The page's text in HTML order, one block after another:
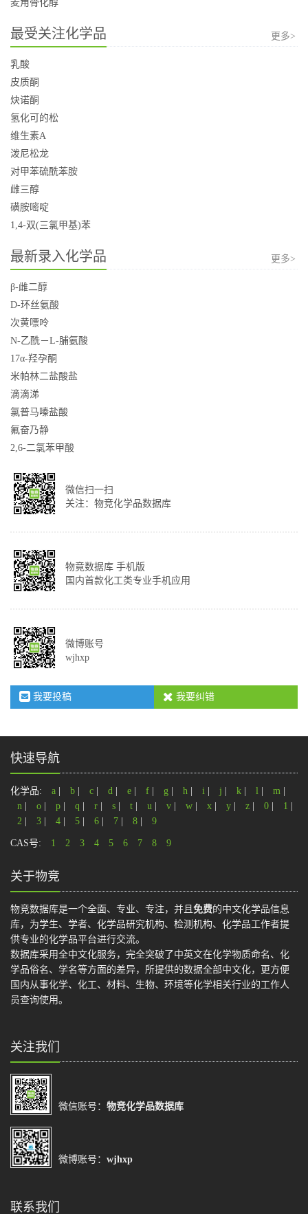
麦角骨化醇
最受关注化学品 更多>
乳酸
皮质酮
炔诺酮
氢化可的松
维生素A
泼尼松龙
对甲苯硫酰苯胺
雌三醇
磺胺嘧啶
1,4-双(三氯甲基)苯
最新录入化学品 更多>
β-雌二醇
D-环丝氨酸
次黄嘌呤
N-乙酰－L-脯氨酸
17α-羟孕酮
米帕林二盐酸盐
滴滴涕
氯普马嗪盐酸
氟奋乃静
2,6-二氯苯甲酸
微信扫一扫
关注：物竞化学品数据库
物竟数据库 手机版
国内首款化工类专业手机应用
微博账号
wjhxp
我要投稿 我要纠错
快速导航
化学品: a b c d e f g h i j k l m
n
o p q r s t u v w x y z 0 1
2
3 4 5 6 7 8 9
CAS号: 1 2 3 4 5 6 7 8 9
关于物竞
物竞数据库是一个全面、专业、专注，并且 免费的中文化学品信息
库，为学生、学者、化学品研究机构、检测机构、化学品工作者提
供专业的化学品平台进行交流。
数据库采用全中文化服务，完全突破了中英文在化学物质命名、化
学品俗名、学名等方面的差异，所提供的数据全部中文化，更方便
国内从事化学、化工、材料、生物、环境等化学相关行业的工作人
员查询使用。
关注我们
微信账号： 物竞化学品数据库
微博账号： wjhxp
联系我们